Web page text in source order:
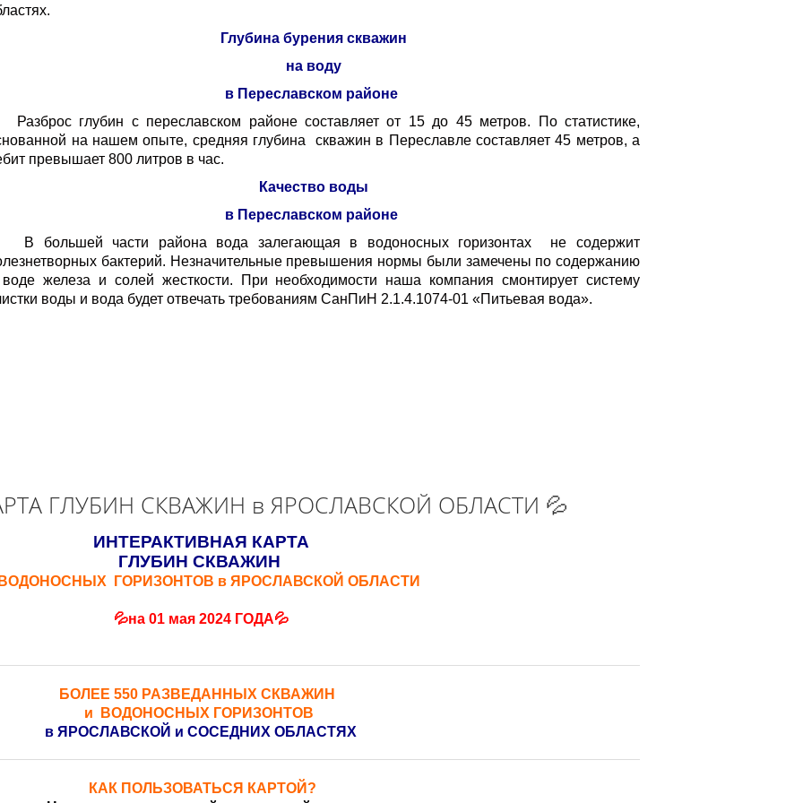
Глубина бурения скважин
на воду
в Переславском районе
глубин с переславском районе составляет от 15 до 45 метров. По статистике,
на нашем опыте, средняя глубина скважин в Переславле составляет 45 метров, а
превышает 800 литров в час.
Качество воды
в Переславском районе
большей части района вода залегающая в водоносных горизонтах не содержит
бактерий. Незначительные превышения нормы были замечены по содержанию
железа и солей жесткости. При необходимости наша компания смонтирует систему
воды и вода будет отвечать требованиям СанПиН 2.1.4.1074-01 «Питьевая вода».
ГЛУБИН СКВАЖИН в ЯРОСЛАВСКОЙ ОБЛАСТИ 💦
ИНТЕРАКТИВНАЯ КАРТА
ГЛУБИН СКВАЖИН
ГОРИЗОНТОВ в ЯРОСЛАВСКОЙ ОБЛАСТИ
💦на 01 мая 2024 ГОДА💦
БОЛЕЕ 550 РАЗВЕДАННЫХ СКВАЖИН
и ВОДОНОСНЫХ ГОРИЗОНТОВ
в ЯРОСЛАВСКОЙ и СОСЕДНИХ ОБЛАСТЯХ
КАК ПОЛЬЗОВАТЬСЯ КАРТОЙ?